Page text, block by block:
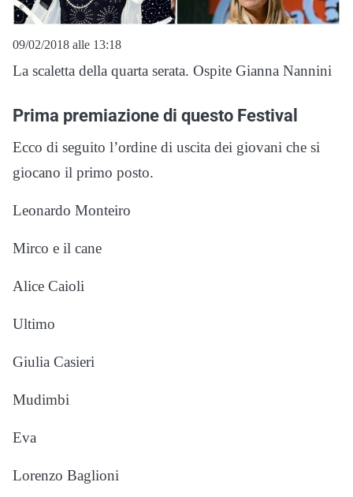
09/02/2018 alle 13:18
La scaletta della quarta serata. Ospite Gianna Nannini
Prima premiazione di questo Festival
Ecco di seguito l’ordine di uscita dei giovani che si
giocano il primo posto.
Leonardo Monteiro
Mirco e il cane
Alice Caioli
Ultimo
Giulia Casieri
Mudimbi
Eva
Lorenzo Baglioni